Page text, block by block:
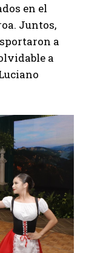
en el
Juntos,
a
a